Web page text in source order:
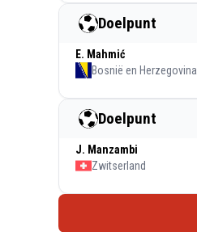
Doelpunt
E. Mahmić
Bosnië en Herzegovina
Doelpunt
J. Manzambi
Zwitserland